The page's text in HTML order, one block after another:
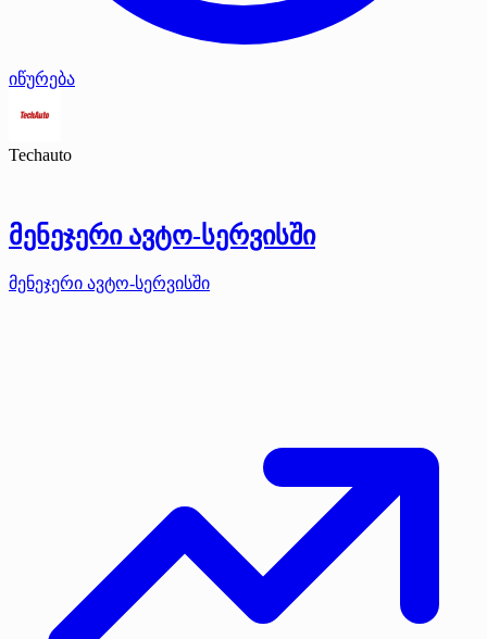
იწურება
Techauto
მენეჯერი ავტო-სერვისში
მენეჯერი ავტო-სერვისში